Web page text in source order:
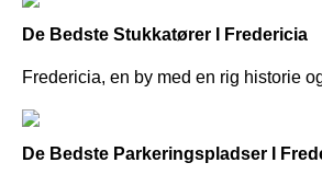
De Bedste Stukkatører I Fredericia
Fredericia, en by med en rig historie
De Bedste Parkeringspladser I